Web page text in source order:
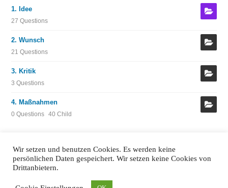
1. Idee
27 Questions
2. Wunsch
21 Questions
3. Kritik
3 Questions
4. Maßnahmen
0 Questions 40 Child
Datenschutzerklärung
Wir setzen und benutzen Cookies. Es werden keine
persönlichen Daten gespeichert. Wir setzen keine Cookies von
Drittanbietern.